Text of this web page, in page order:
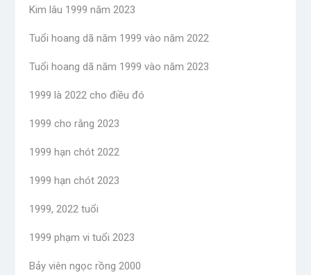
Kim lâu 1999 năm 2023
Tuổi hoang dã năm 1999 vào năm 2022
Tuổi hoang dã năm 1999 vào năm 2023
1999 là 2022 cho điều đó
1999 cho rằng 2023
1999 hạn chót 2022
1999 hạn chót 2023
1999, 2022 tuổi
1999 phạm vi tuổi 2023
Bảy viên ngọc rồng 2000